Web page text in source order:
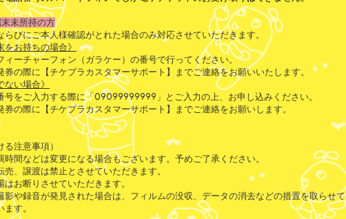
未所持の方
びにご本人様確認がとれた場合のみ対応させていただきます。
をお持ちの場合》
ィーチャーフォン（ガラケー）の番号で行ってください。
券の際に【チケプラカスタマーサポート】までご連絡をお願いいたします。
ない場合》
号をご入力する際に「09099999999」とご入力の上、お申し込みください。
券の際に【チケプラカスタマーサポート】までご連絡をお願いします。
る注意事項）
間などは変更になる場合もございます。予めご了承ください。
、譲渡は禁止とさせていただきます。
お断りさせていただきます。
や録音が発見された場合は、フィルムの没収、データの消去などの措置を取らせて
す。